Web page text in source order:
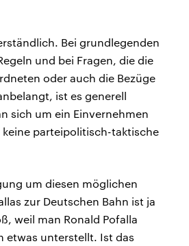
Bei grundlegenden
und bei Fragen, die die
oder auch die Bezüge
ist es generell
sich um ein Einvernehmen
keine parteipolitisch-taktische
um diesen möglichen
zur Deutschen Bahn ist ja
weil man Ronald Pofalla
etwas unterstellt. Ist das